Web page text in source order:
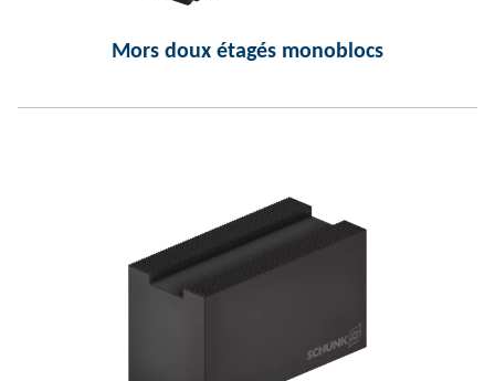
Mors doux étagés monoblocs